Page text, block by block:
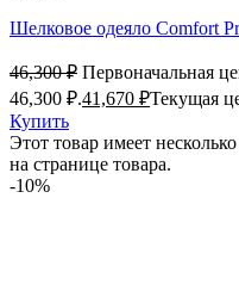
Шелковое одеяло Comfort
46,300₽ Первоначальная
46,300 ₽.41,670 ₽Текущая
Купить
Этот товар имеет
на странице товара.
-10%